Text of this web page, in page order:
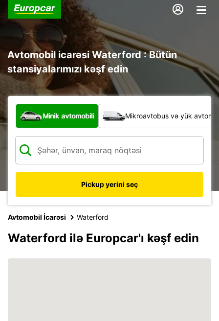
Avtomobil icarəsi Waterford : Bütün
stansiyalarımızı kəşf edin
Hansı növ nəqliyyat vasitəsi?
Minik avtomobili Mikroavtobus və yük
Pickup yerini seç
Avtomobil İcarəsi Waterford
Waterford ilə Europcar'ı kəşf edin